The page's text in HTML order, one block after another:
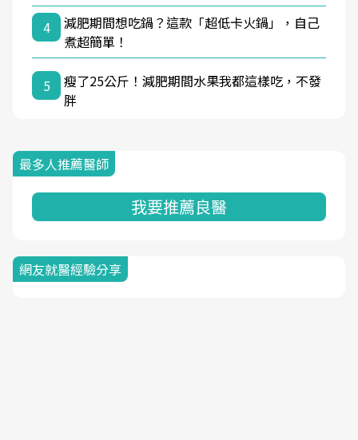
4
減肥期間想吃鍋？這款「超低卡火鍋」，自己
煮超簡單！
5
瘦了25公斤！減肥期間水果我都這樣吃，不發
胖
最多人推薦醫師
我要推薦良醫
網友就醫經驗分享